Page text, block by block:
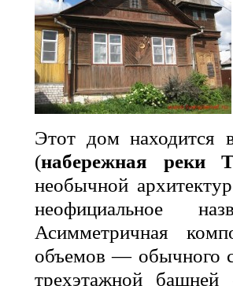
Этот дом находится
(набережная реки
необычной
неофициальное
Асимметричная
объемов — обычного
трехэтажной